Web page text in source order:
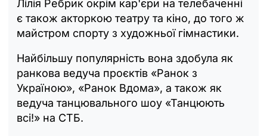
Лілія Ребрик окрім кар'єри на телебаченні
є також акторкою театру та кіно, до того ж
майстром спорту з художньої гімнастики.
Найбільшу популярність вона здобула як
ранкова ведуча проєктів «Ранок з
Україною», «Ранок Вдома», а також як
ведуча танцювального шоу «Танцюють
всі!» на СТБ.